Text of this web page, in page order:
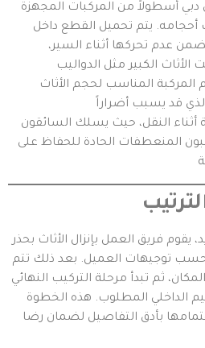
أسطولاً من المركبات المجهزة
يتم تحميل القطع داخل
عدم تحركها أثناء السير،
الكبير مثل الدواليب
المركبة المناسب لحجم الأثاث
أثناء النقل، حيث يسلك السائقون
المنعطفات الحادة للحفاظ على
يقوم فريق العمل بإنزال الأثاث بحذر
توجيهات العميل. بعد ذلك تتم
ثم تبدأ مرحلة التركيب النهائي
الداخلي المطلوب. هذه الخطوة
بأدق التفاصيل لضمان رضا